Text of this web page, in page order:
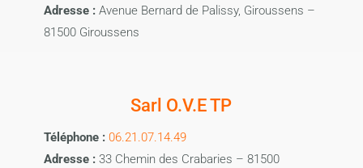
Adresse :Avenue Bernard de Palissy, Giroussens –
81500 Giroussens
Sarl O.V.E TP
Téléphone : 06.21.07.14.49
Adresse :33 Chemin des Crabaries – 81500